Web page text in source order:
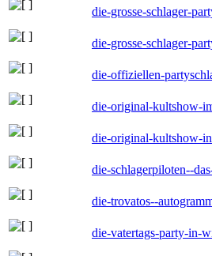
die-grosse-schlager-
die-grosse-schlager-
die-offiziellen-
die-original-kultshow-
die-original-kultshow-
die-schlagerpiloten--
die-trovatos--
die-vatertags-party-in-